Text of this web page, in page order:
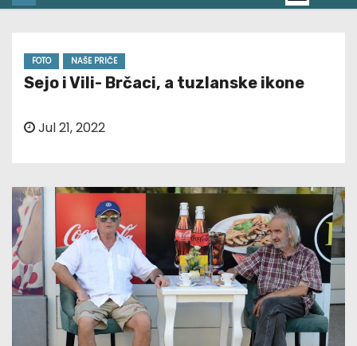
FOTO NAŠE PRIČE
Sejo i Vili- Brčaci, a tuzlanske ikone
Jul 21, 2022